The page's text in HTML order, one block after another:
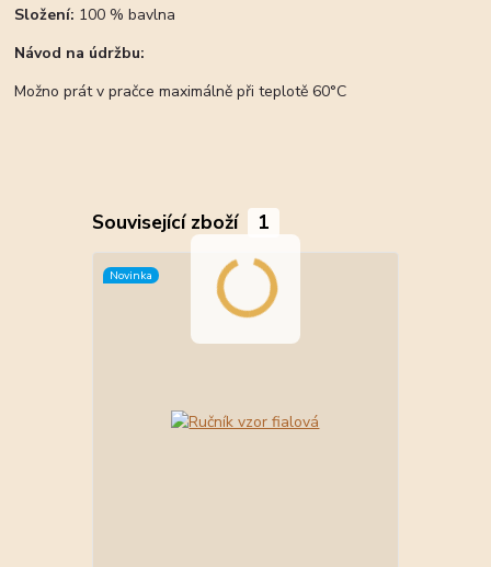
Složení: 100 % bavlna
Návod na údržbu:
Možno prát v pračce maximálně při teplotě 60°C
Související zboží 1
Novinka